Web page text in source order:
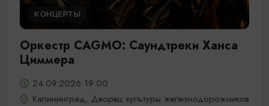
КОНЦЕРТЫ
Оркестр CAGMO: Саундтреки Ханса
Циммера
24.09.2026 19:00
Калининград, Дворец культуры железнодорожников